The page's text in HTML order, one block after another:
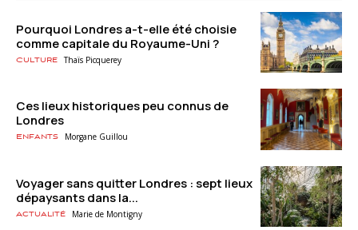
Pourquoi Londres a-t-elle été choisie
comme capitale du Royaume-Uni ?
Culture Thaïs Picquerey
Ces lieux historiques peu connus de
Londres
Enfants Morgane Guillou
Voyager sans quitter Londres : sept lieux
dépaysants dans la...
Actualité Marie de Montigny